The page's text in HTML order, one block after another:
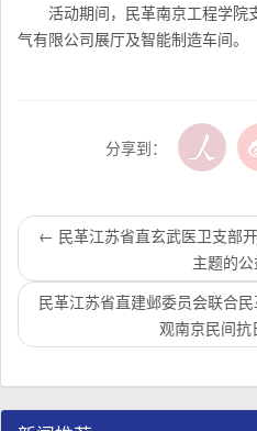
活动期间，民革南京工程学院
气有限公司展厅及智能制造车间。
分享到：
← 民革江苏省直玄武医卫支部
主题的
民革江苏省直建邺委员会联合
观南京民间抗